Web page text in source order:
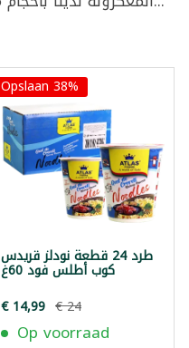
Opslaan 38%
طرد 24 قطعة نودلز قريدس
كوب أطلس فود 60غ
€ 14,99 € 24
Op voorraad